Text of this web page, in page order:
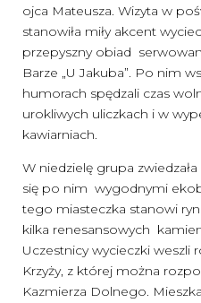
ojca Mateusza. Wizyta w
stanowiła miły akcent
przepyszny obiad
Barze „U Jakuba”. Po nim
humorach spędzali czas
urokliwych uliczkach i w
kawiarniach.
W niedzielę grupa
się po nim wygodnymi
tego miasteczka stanowi
kilka renesansowych
Uczestnicy wycieczki weszli
Krzyży, z której można
Kazmierza Dolnego.